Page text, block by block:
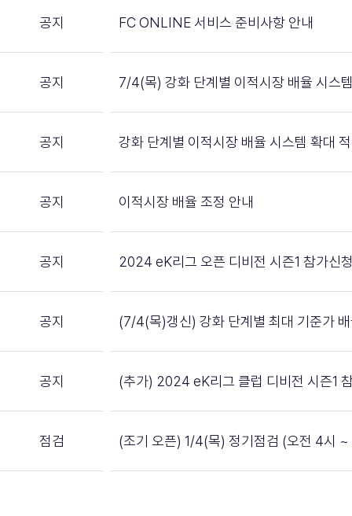
공지 FC ONLINE 서비스 준비사항 안내
공지 7/4(목) 강화 단계별 이적시장 배율 시스
공지 강화 단계별 이적시장 배율 시스템 확대
공지 이적시장 배율 조정 안내
공지 2024 eK리그 오픈 디비전 시즌1 참가신
공지 (7/4(목)갱신) 강화 단계별 최대 기준가
공지 (추가) 2024 eK리그 클럽 디비전 시즌1
점검 (조기 오픈) 1/4(목) 정기점검 (오전 4시 ~